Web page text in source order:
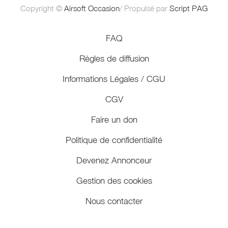
Copyright © Airsoft Occasion/ Propulsé par Script PAG
FAQ
Règles de diffusion
Informations Légales / CGU
CGV
Faire un don
Politique de confidentialité
Devenez Annonceur
Gestion des cookies
Nous contacter